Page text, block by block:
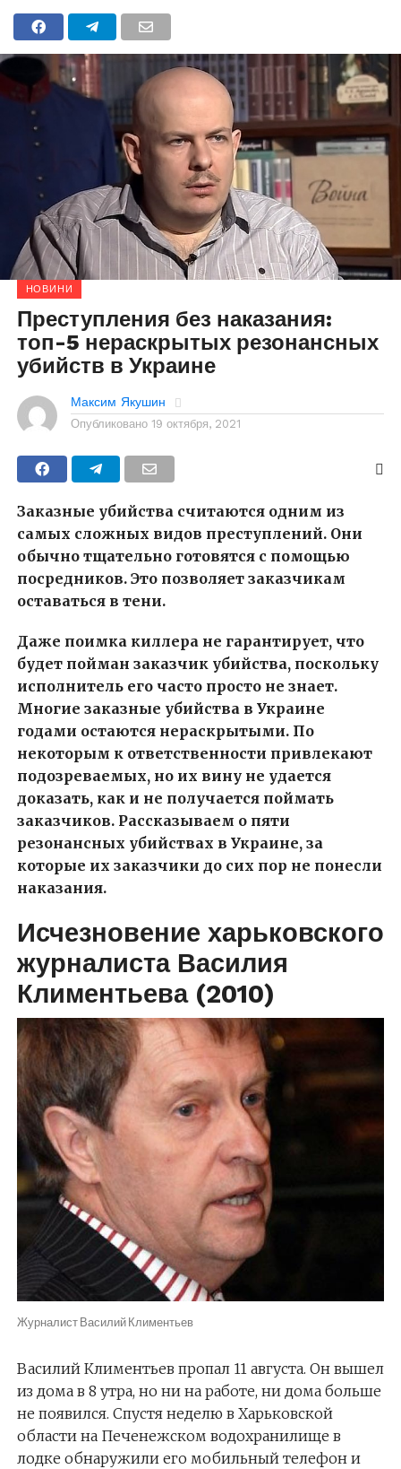
НОВИНИ
Преступления без наказания:
топ-5 нераскрытых резонансных
убийств в Украине
Максим Якушин
Опубликовано 19 октября, 2021
Заказные убийства считаются одним из
самых сложных видов преступлений. Они
обычно тщательно готовятся с помощью
посредников. Это позволяет заказчикам
оставаться в тени.
Даже поимка киллера не гарантирует, что
будет пойман заказчик убийства, поскольку
исполнитель его часто просто не знает.
Многие заказные убийства в Украине
годами остаются нераскрытыми. По
некоторым к ответственности привлекают
подозреваемых, но их вину не удается
доказать, как и не получается поймать
заказчиков. Рассказываем о пяти
резонансных убийствах в Украине, за
которые их заказчики до сих пор не понесли
наказания.
Исчезновение харьковского
журналиста Василия
Климентьева (2010)
Журналист Василий Климентьев
Василий Климентьев пропал 11 августа. Он вышел
из дома в 8 утра, но ни на работе, ни дома больше
не появился. Спустя неделю в Харьковской
области на Печенежском водохранилище в
лодке обнаружили его мобильный телефон и